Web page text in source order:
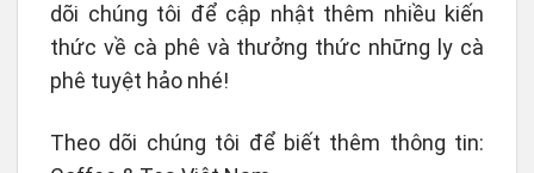
dõi chúng tôi để cập nhật thêm nhiều kiến
thức về cà phê và thưởng thức những ly cà
phê tuyệt hảo nhé!
Theo dõi chúng tôi để biết thêm thông tin: